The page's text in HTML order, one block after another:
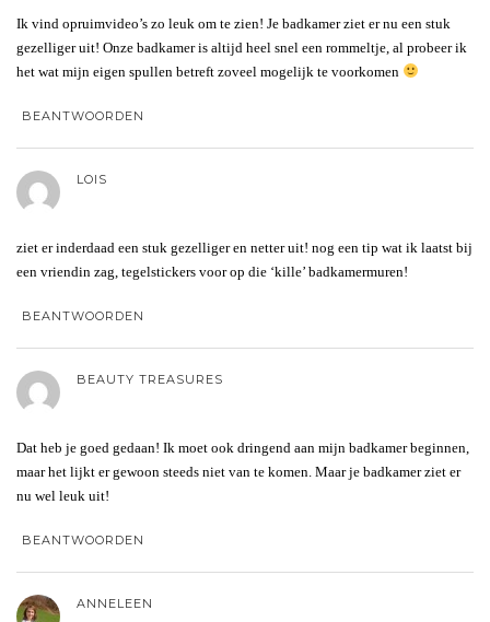
Ik vind opruimvideo’s zo leuk om te zien! Je badkamer ziet er nu een stuk
gezelliger uit! Onze badkamer is altijd heel snel een rommeltje, al probeer ik
het wat mijn eigen spullen betreft zoveel mogelijk te voorkomen
BEANTWOORDEN
LOIS
ziet er inderdaad een stuk gezelliger en netter uit! nog een tip wat ik laatst bij
een vriendin zag, tegelstickers voor op die ‘kille’ badkamermuren!
BEANTWOORDEN
BEAUTY TREASURES
Dat heb je goed gedaan! Ik moet ook dringend aan mijn badkamer beginnen,
maar het lijkt er gewoon steeds niet van te komen. Maar je badkamer ziet er
nu wel leuk uit!
BEANTWOORDEN
ANNELEEN